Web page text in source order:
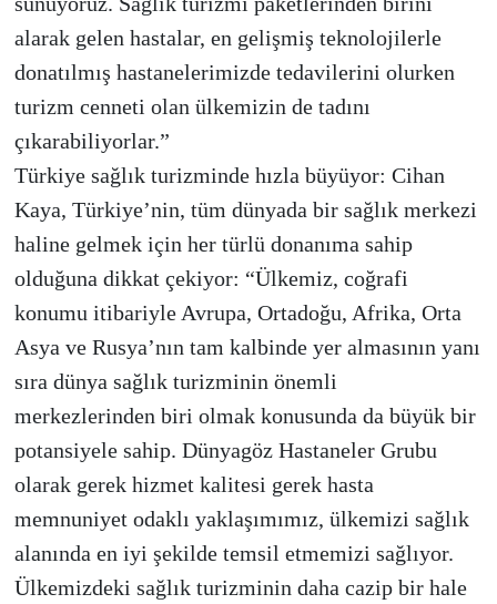
alarak gelen hastalar, en gelişmiş teknolojilerle
donatılmış hastanelerimizde tedavilerini olurken
turizm cenneti olan ülkemizin de tadını
çıkarabiliyorlar.”
Türkiye sağlık turizminde hızla büyüyor: Cihan
Kaya, Türkiye’nin, tüm dünyada bir sağlık merkezi
haline gelmek için her türlü donanıma sahip
olduğuna dikkat çekiyor: “Ülkemiz, coğrafi
konumu itibariyle Avrupa, Ortadoğu, Afrika, Orta
Asya ve Rusya’nın tam kalbinde yer almasının yanı
sıra dünya sağlık turizminin önemli
merkezlerinden biri olmak konusunda da büyük bir
potansiyele sahip. Dünyagöz Hastaneler Grubu
olarak gerek hizmet kalitesi gerek hasta
memnuniyet odaklı yaklaşımımız, ülkemizi sağlık
alanında en iyi şekilde temsil etmemizi sağlıyor.
Ülkemizdeki sağlık turizminin daha cazip bir hale